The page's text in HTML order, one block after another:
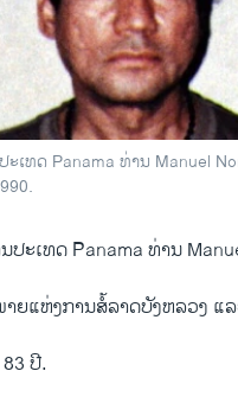
ກໂນໂລຈີ
ເທດ Panama ທ່ານ Manuel
ປະ​ເທດ Panama ທ່ານ
ຍແຫ່ງ​ການ​ສໍ້ລາດ​ບັງຫລວງ ​ແ
ປີ.